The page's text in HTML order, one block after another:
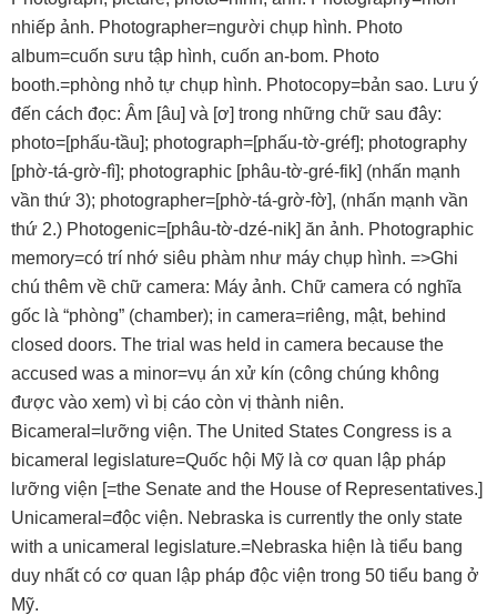
nhiếp ảnh. Photographer=người chụp hình. Photo
album=cuốn sưu tập hình, cuốn an-bom. Photo
booth.=phòng nhỏ tự chụp hình. Photocopy=bản sao. Lưu ý
đến cách đọc: Âm [âu] và [ơ] trong những chữ sau đây:
photo=[phấu-tầu]; photograph=[phấu-tờ-gréf]; photography
[phờ-tá-grờ-fì]; photographic [phâu-tờ-gré-fik] (nhấn mạnh
vần thứ 3); photographer=[phờ-tá-grờ-fờ], (nhấn mạnh vần
thứ 2.) Photogenic=[phâu-tờ-dzé-nik] ăn ảnh. Photographic
memory=có trí nhớ siêu phàm như máy chụp hình. =>Ghi
chú thêm về chữ camera: Máy ảnh. Chữ camera có nghĩa
gốc là “phòng” (chamber); in camera=riêng, mật, behind
closed doors. The trial was held in camera because the
accused was a minor=vụ án xử kín (công chúng không
được vào xem) vì bị cáo còn vị thành niên.
Bicameral=lưỡng viện. The United States Congress is a
bicameral legislature=Quốc hội Mỹ là cơ quan lập pháp
lưỡng viện [=the Senate and the House of Representatives.]
Unicameral=độc viện. Nebraska is currently the only state
with a unicameral legislature.=Nebraska hiện là tiểu bang
duy nhất có cơ quan lập pháp độc viện trong 50 tiểu bang ở
Mỹ.